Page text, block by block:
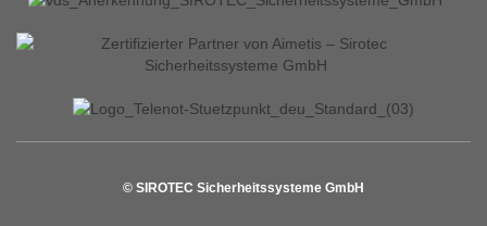
© SIROTEC Sicherheitssysteme GmbH